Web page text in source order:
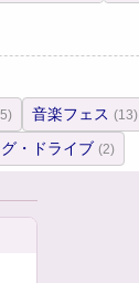
音楽フェス (13)
・ドライブ (2)